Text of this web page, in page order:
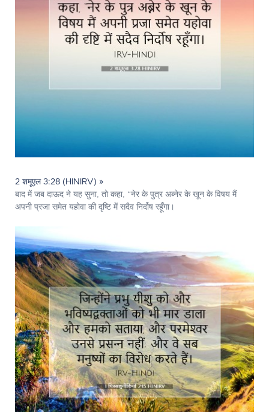
2 शमूएल 3:28 (HINIRV) »
बाद में जब दाऊद ने यह सुना, तो कहा, “नेर के पुत्र अब्नेर के खून के विषय मैं
अपनी प्रजा समेत यहोवा की दृष्टि में सदैव निर्दोष रहूँगा।